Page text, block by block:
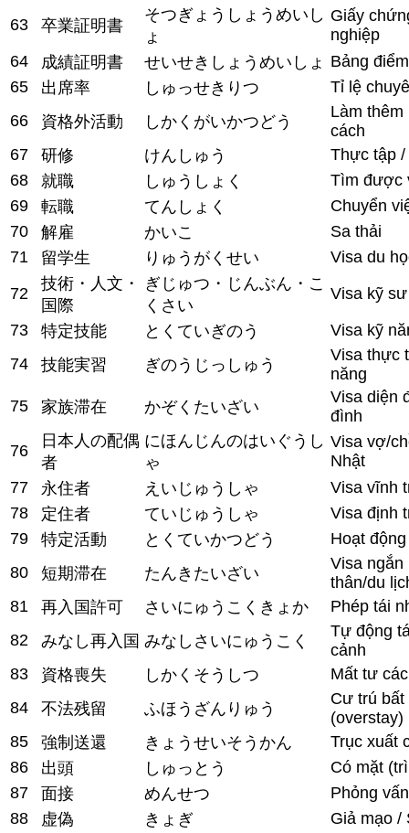
63
卒業証明書
そつぎょうしょうめいし
ょ
Giấy
nghiệp
64
成績証明書 せいせきしょうめいしょ Bảng điểm
65
出席率 しゅっせきりつ
Tỉ lệ
66
資格外活動 しかくがいかつどう
Làm
cách
67
研修 けんしゅう
Thực tập
68
就職 しゅうしょく
Tìm được
69
転職 てんしょく
Chuyển
70
解雇 かいこ
Sa thải
71
留学生 りゅうがくせい
Visa du
72
技術・人文・
国際
ぎじゅつ・じんぶん・こ
くさい
Visa kỹ
73
特定技能 とくていぎのう
Visa kỹ
74
技能実習 ぎのうじっしゅう
Visa thực
năng
75
家族滞在 かぞくたいざい
Visa diện
đình
76
日本人の配偶
者
にほんじんのはいぐうし
ゃ
Visa vợ/
Nhật
77
永住者 えいじゅうしゃ
Visa vĩnh
78
定住者 ていじゅうしゃ
Visa định
79
特定活動 とくていかつどう
Hoạt
80
短期滞在 たんきたいざい
Visa ngắn
thân/du
81
再入国許可 さいにゅうこくきょか
Phép tái
82
みなし再入国 みなしさいにゅうこく
Tự động
cảnh
83
資格喪失 しかくそうしつ
Mất tư
84
不法残留 ふほうざんりゅう
Cư trú
(overstay)
85
強制送還 きょうせいそうかん
Trục xuất
86
出頭 しゅっとう
Có mặt
87
面接 めんせつ
Phỏng vấn
88
虚偽 きょぎ
Giả mạo /